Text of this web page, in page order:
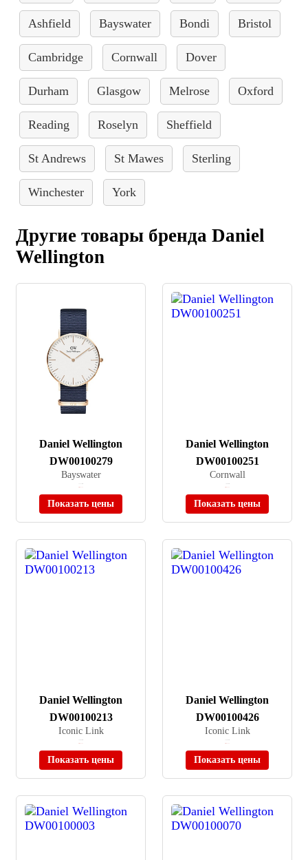
Ashfield Bayswater Bondi Bristol
Cambridge Cornwall Dover
Durham Glasgow Melrose Oxford
Reading Roselyn Sheffield
St Andrews St Mawes Sterling
Winchester York
Другие товары бренда Daniel
Wellington
Daniel Wellington
DW00100279
Bayswater
Показать цены
Daniel Wellington
DW00100251
Cornwall
Показать цены
Daniel Wellington
DW00100213
Iconic Link
Показать цены
Daniel Wellington
DW00100426
Iconic Link
Показать цены